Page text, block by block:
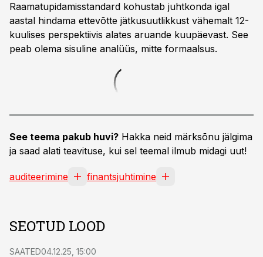
Raamatupidamisstandard kohustab juhtkonda igal
aastal hindama ettevõtte jätkusuutlikkust vähemalt 12-
kuulises perspektiivis alates aruande kuupäevast. See
peab olema sisuline analüüs, mitte formaalsus.
See teema pakub huvi? Hakka neid märksõnu jälgima
ja saad alati teavituse, kui sel teemal ilmub midagi uut!
auditeerimine finantsjuhtimine
SEOTUD LOOD
SAATED04.12.25, 15:00